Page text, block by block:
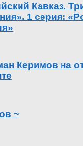
Кавказ.
1 серия:
Керимов на
~